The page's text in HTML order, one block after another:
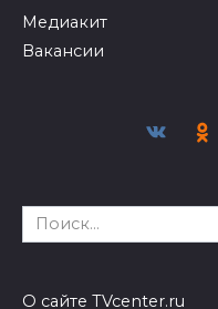
Медиакит
Вакансии
Search
for:
О сайте TVcenter.ru